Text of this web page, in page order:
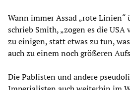
Wann immer Assad „rote Linien“
schrieb Smith, „zogen es die USA
zu einigen, statt etwas zu tun,
auch zu einem noch größeren
Die Pablisten und andere